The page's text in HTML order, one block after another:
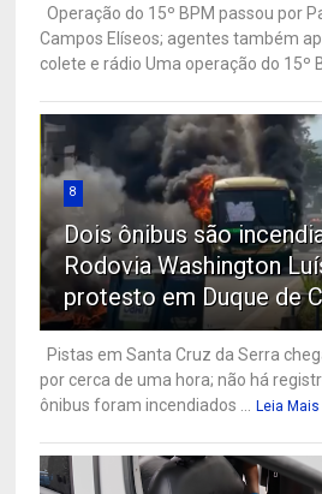
Operação do 15º BPM passou por
Campos Elíseos; agentes também
colete e rádio Uma operação do 15º
8
Dois ônibus são
Rodovia Washington
protesto em Duque de
Pistas em Santa Cruz da Serra
por cerca de uma hora; não há
ônibus foram incendiados ...
Leia Mais